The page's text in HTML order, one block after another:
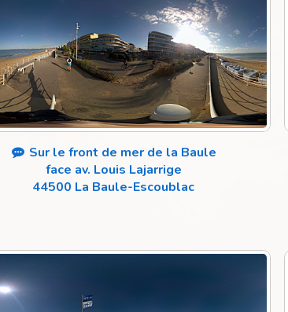
Sur le front de mer de la Baule
face av. Louis Lajarrige
44500 La Baule-Escoublac